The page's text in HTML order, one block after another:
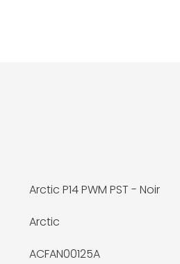
Arctic P14 PWM PST - Noir
Arctic
ACFAN00125A